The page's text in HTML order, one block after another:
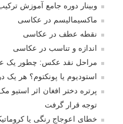
وبینار دوره جامع آموزش
ماکسیمالیسم در عکاسی
نقطه عطف در عکاسی
اندازه و تناسب در عکاسی
مراحل نقد عکس: چطور یک
استودیوم یا پونکتوم؟ هر
پرتره دختر افغان اثر
توجه قرار گرفت
خطای اعوجاج رنگی یا